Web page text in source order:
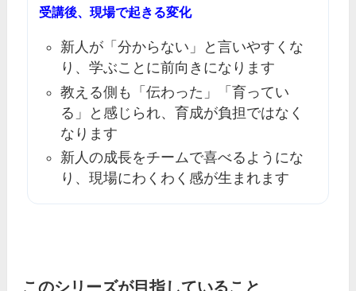
受講後、現場で起きる変化
新人が「分からない」と言いやすくな
り、学ぶことに前向きになります
教える側も「伝わった」「育ってい
る」と感じられ、育成が負担ではなく
なります
新人の成長をチームで喜べるようにな
り、現場にわくわく感が生まれます
このシリーズが目指していること